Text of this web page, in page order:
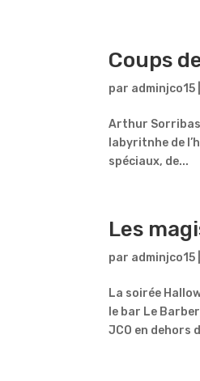
Coups
par adminjco15
Arthur Sorribas
labyritnhe de
spéciaux, de...
Les
par adminjco15
La soirée
le bar Le
JCO en dehors